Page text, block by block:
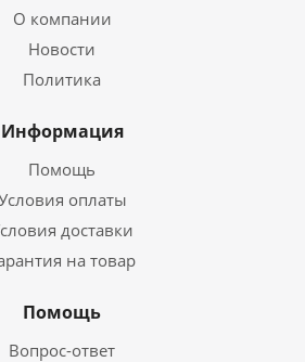
О компании
Новости
Политика
Информация
Помощь
оплаты
доставки
на товар
Помощь
Вопрос-ответ